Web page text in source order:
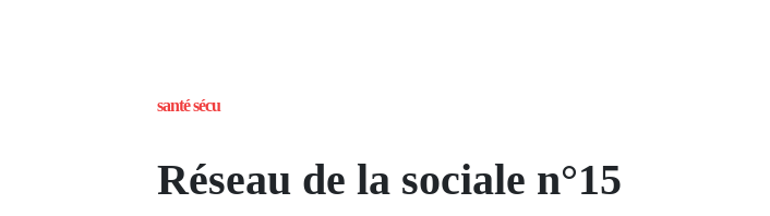
santé sécu
Réseau de la sociale n°15